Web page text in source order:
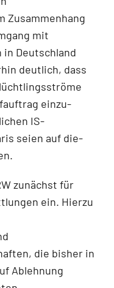
Zusammenhang
mit
Deutschland
deutlich, dass
einzu­
IS-
seien auf die­
zunächst für
ein. Hierzu
die bisher in
Ablehnung